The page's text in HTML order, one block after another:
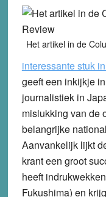
Het artikel in de
interessante stuk
geeft een inkijkje
journalistiek in
mislukking van de
belangrijke
Aanvankelijk lijkt
krant een groot
heeft
Fukushima) en